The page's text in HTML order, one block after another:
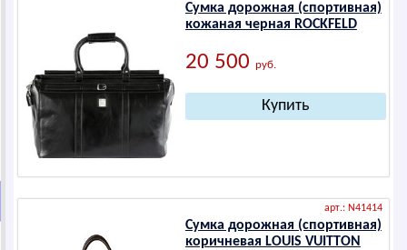
Сумка дорожная (спортивная)
кожаная черная ROCKFELD
20 500 руб.
арт.: N41414
Сумка дорожная (спортивная)
коричневая LОUIS VUIТТОN